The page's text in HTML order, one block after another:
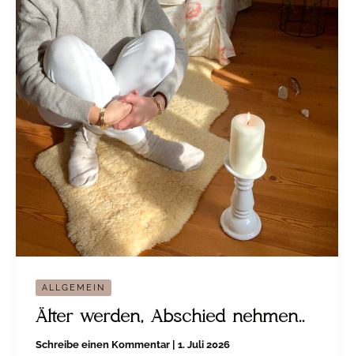
ALLGEMEIN
Älter werden, Abschied nehmen..
Schreibe einen Kommentar 1. Juli 2026